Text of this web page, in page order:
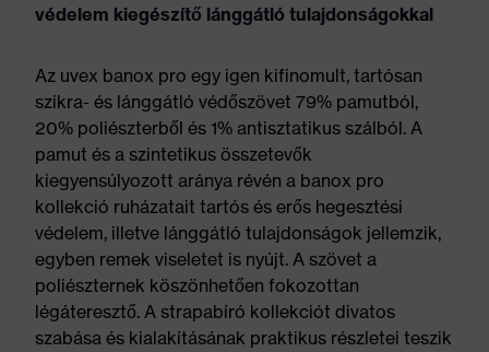
védelem kiegészítő lánggátló tulajdonságokkal
Az uvex banox pro egy igen kifinomult, tartósan
szikra- és lánggátló védőszövet 79% pamutból,
20% poliészterből és 1% antisztatikus szálból. A
pamut és a szintetikus összetevők
kiegyensúlyozott aránya révén a banox pro
kollekció ruházatait tartós és erős hegesztési
védelem, illetve lánggátló tulajdonságok jellemzik,
egyben remek viseletet is nyújt. A szövet a
poliészternek köszönhetően fokozottan
légáteresztő. A strapabíró kollekciót divatos
szabása és kialakításának praktikus részletei teszik